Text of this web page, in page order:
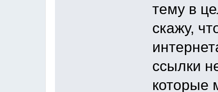
тему в
скажу,
ссылки
которые